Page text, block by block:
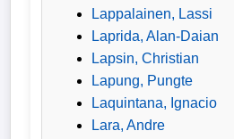
Lappalainen, Lassi
Laprida, Alan-Daian
Lapsin, Christian
Lapung, Pungte
Laquintana, Ignacio
Lara, Andre